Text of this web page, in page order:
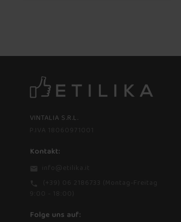
VINTALIA S.R.L.
Kontakt:
Folge uns auf: